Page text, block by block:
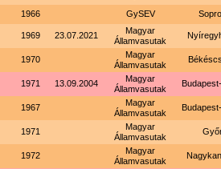
1966 GySEV
1969 23.07.2021
Magyar
Államvasutak
1970
Magyar
Államvasutak
1971 13.09.2004
Magyar
Államvasutak
1967
Magyar
Államvasutak
1971
Magyar
Államvasutak
1972
Magyar
Államvasutak